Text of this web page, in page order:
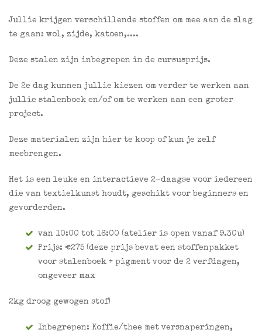
Jullie krijgen verschillende stoffen om mee aan de slag
te gaan: wol, zijde, katoen,....
Deze stalen zijn inbegrepen in de cursusprijs.
De 2e dag kunnen jullie kiezen om verder te werken aan
jullie stalenboek en/of om te werken aan een groter
project.
Deze materialen zijn hier te koop of kun je zelf
meebrengen.
Het is een leuke en interactieve 2-daagse voor iedereen
die van textielkunst houdt, geschikt voor beginners en
gevorderden.
van 10:00 tot 16:00 (atelier is open vanaf 9.30u)
Prijs: €275 (deze prijs bevat een stoffenpakket
voor stalenboek + pigment voor de 2 verfdagen,
ongeveer max
2kg droog gewogen stof)
Inbegrepen: Koffie/thee met versnaperingen,